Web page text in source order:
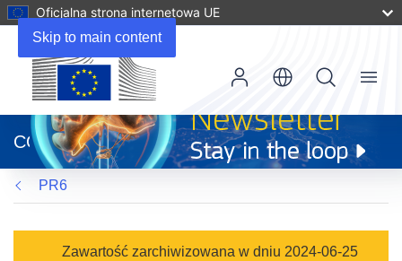
Skip to main content
Oficjalna strona internetowa UE
otworzy
się
w
nowym
oknie)
CORDIS
Menu
PR6
Zawartość zarchiwizowana w dniu 2024-06-25